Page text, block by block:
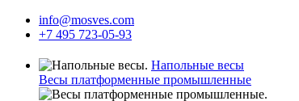
info@mosves.com
+7 495 723-05-93
Напольные весы
Весы платформенные промышленные